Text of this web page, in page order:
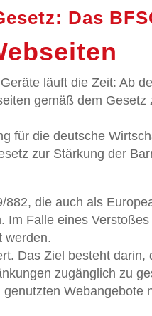
Das
läuft die Zeit: Ab
gemäß dem Gesetz
für die deutsche
zur Stärkung der
die auch als
Im Falle eines Verstoßes
werden.
Das Ziel besteht darin,
zugänglich zu
Webangebote